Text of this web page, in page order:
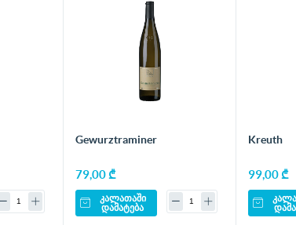
Gewurztraminer
79,00 ₾
კალათაში
დამატება
Kreuth
99,00 ₾